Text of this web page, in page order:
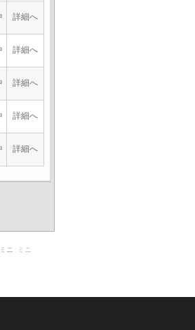
詳細へ
詳細へ
詳細へ
詳細へ
詳細へ
ニ ミニ